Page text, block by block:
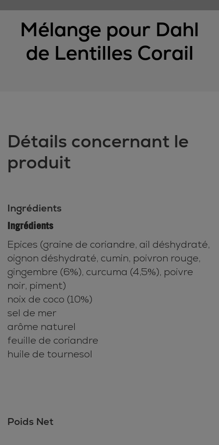
Mélange pour Dahl
de Lentilles Corail
Détails concernant le
produit
Ingrédients
Ingrédients
Epices (graine de coriandre, ail déshydraté,
oignon déshydraté, cumin, poivron rouge,
gingembre (6%), curcuma (4,5%), poivre
noir, piment)
noix de coco (10%)
sel de mer
arôme naturel
feuille de coriandre
huile de tournesol
Poids Net